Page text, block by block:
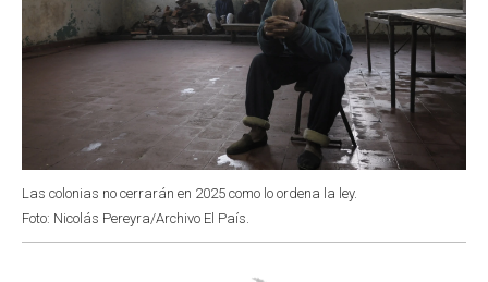
Las colonias no cerrarán en 2025 como lo ordena la ley.
Foto: Nicolás Pereyra/Archivo El País.